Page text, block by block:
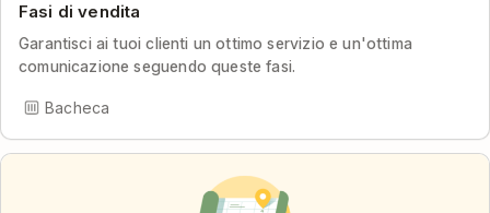
Fasi di vendita
Garantisci ai tuoi clienti un ottimo servizio e un'ottima
comunicazione seguendo queste fasi.
Bacheca